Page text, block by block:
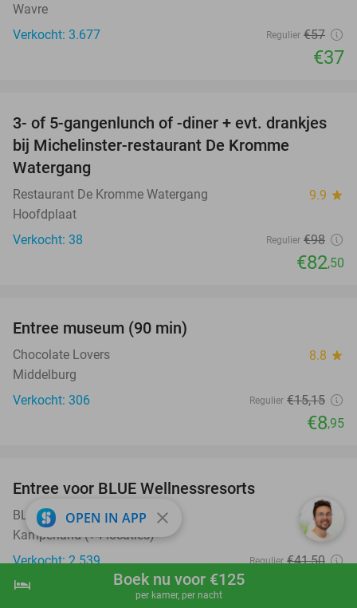
shopping_cart Boek nu
hotel Boek nu voor €125
per kamer, per nacht
Wavre
Verkocht: 3.677
Regulier €57
€37
16%
3- of 5-gangenlunch of -diner + evt. drankjes
bij Michelinster-restaurant De Kromme
Watergang
Restaurant De Kromme Watergang 9.9 star
Hoofdplaat
Verkocht: 38
Regulier €98
€82,50
Entree museum (90 min)
Chocolate Lovers 8.8 star
Middelburg
Verkocht: 306
Regulier €15,15
€8,95
48%
Entree voor BLUE Wellnessresorts
BLUE Wellnessresorts 8.8star
Kamperland (+4 locaties)
Verkocht: 2.539
Regulier €41,50
OPEN IN APP close